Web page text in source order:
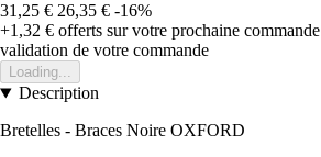
31,25 € 26,35 € -16%
+1,32 € offerts sur votre prochaine commande
validation de votre commande
Loading...
Description
Bretelles - Braces Noire OXFORD